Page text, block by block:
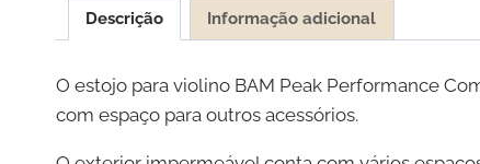
Descrição Informação adicional
O estojo para violino BAM Peak Performance
com espaço para outros acessórios.